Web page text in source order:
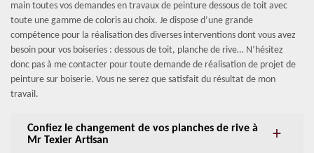
main toutes vos demandes en travaux de peinture dessous de toit avec
toute une gamme de coloris au choix. Je dispose d’une grande
compétence pour la réalisation des diverses interventions dont vous avez
besoin pour vos boiseries : dessous de toit, planche de rive… N’hésitez
donc pas à me contacter pour toute demande de réalisation de projet de
peinture sur boiserie. Vous ne serez que satisfait du résultat de mon
travail.
Confiez le changement de vos planches de rive à
Mr Texier Artisan